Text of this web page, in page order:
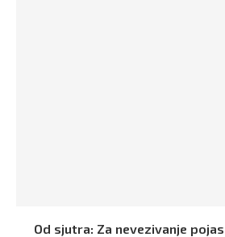
Od sjutra: Za nevezivanje